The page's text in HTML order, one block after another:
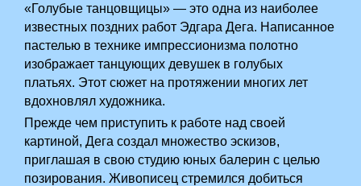
«Голубые танцовщицы» — это одна из наиболее
известных поздних работ Эдгара Дега. Написанное
пастелью в технике импрессионизма полотно
изображает танцующих девушек в голубых
платьях. Этот сюжет на протяжении многих лет
вдохновлял художника.
Прежде чем приступить к работе над своей
картиной, Дега создал множество эскизов,
приглашая в свою студию юных балерин с целью
позирования. Живописец стремился добиться